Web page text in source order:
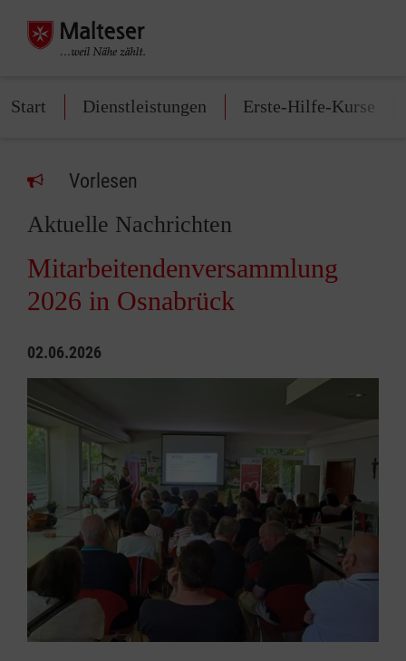
Start Dienstleistungen Erste-Hilfe-Kurse
Vorlesen
Aktuelle Nachrichten
Mitarbeitendenversammlung
2026 in Osnabrück
02.06.2026